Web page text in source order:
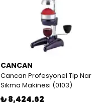
CANCAN
Cancan Profesyonel Tip Nar
Sıkma Makinesi (0103)
₺ 8,424.62